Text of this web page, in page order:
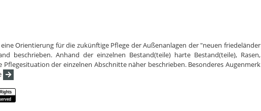
Orientierung für die zukünftige Pflege der Außenanlagen der "neuen friedeländer
beschrieben. Anhand der einzelnen Bestand(teile) harte Bestand(teile), Rasen,
der einzelnen Abschnitte näher beschrieben. Besonderes Augenmerk